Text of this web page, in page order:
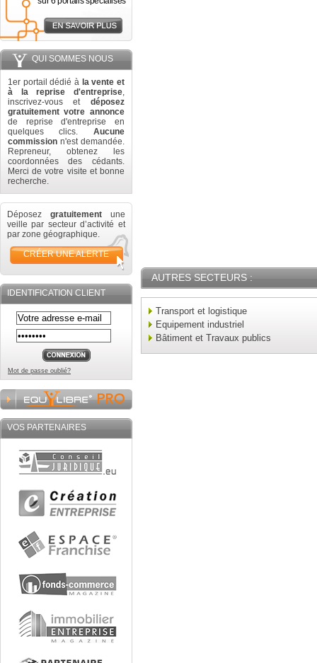
QUI SOMMES NOUS
1er portail dédié à la vente et
à la reprise d'entreprise,
inscrivez-vous et déposez
gratuitement votre annonce
de reprise d'entreprise en
quelques clics. Aucune
commission n'est demandée.
Repreneur, obtenez les
coordonnées des cédants.
Merci de votre visite et bonne
recherche.
Déposez gratuitement une
veille par secteur d’activité et
par zone géographique.
CRÉER UNE ALERTE
IDENTIFICATION CLIENT
Mot de passe oublié?
VOS PARTENAIRES
AUTRES SECTEURS :
Transport et logistique
Equipement industriel
Bâtiment et Travaux publics